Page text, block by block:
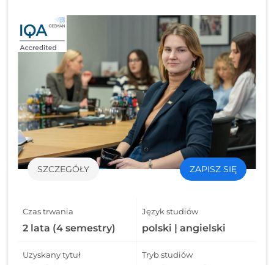
SZCZEGÓŁY ZAPISZ SIĘ
Czas trwania
2 lata (4 semestry)
Język studiów
polski | angielski
Uzyskany tytuł Tryb studiów